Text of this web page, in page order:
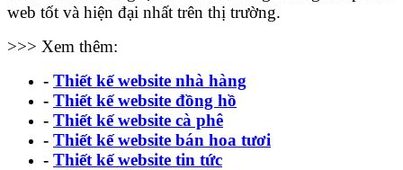
web tốt và hiện đại nhất trên thị trường.
>>> Xem thêm:
- Thiết kế website nhà hàng
- Thiết kế website đồng hồ
- Thiết kế website cà phê
- Thiết kế website bán hoa tươi
- Thiết kế website tin tức